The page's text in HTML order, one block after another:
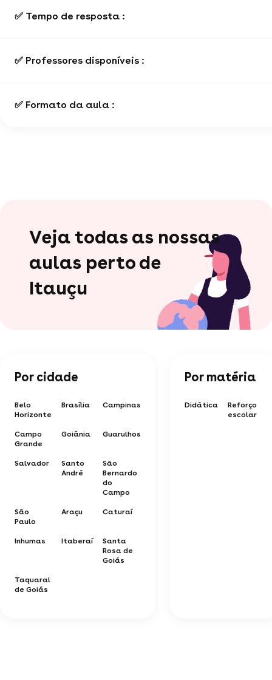
✅ Tempo de resposta :
✅ Professores disponíveis :
✅ Formato da aula :
Veja todas as nossas
aulas perto de
Itauçu
Por cidade
Belo
Horizonte
Brasília Campinas
Campo
Grande
Goiânia Guarulhos
Salvador
Santo
André
São
Bernardo
do
Campo
São
Paulo
Araçu Caturaí
Inhumas Itaberaí
Santa
Rosa de
Goiás
Taquaral
de Goiás
Por matéria
Didática
Reforço
escolar